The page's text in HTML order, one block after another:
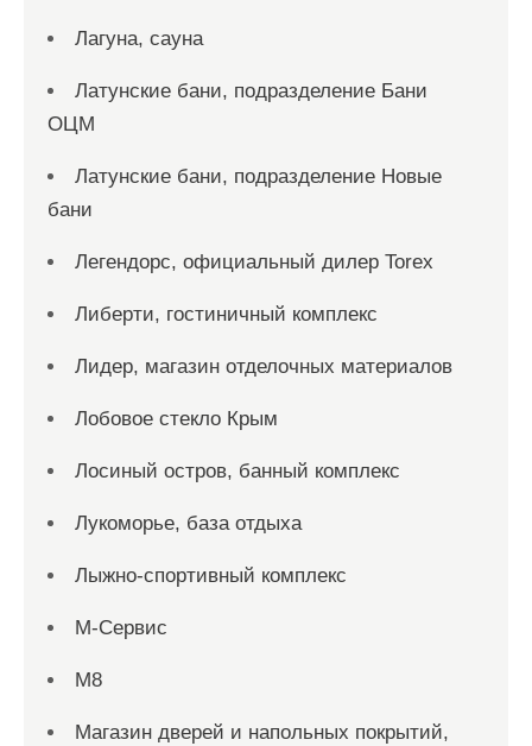
Лагуна, сауна
Латунские бани, подразделение Бани
ОЦМ
Латунские бани, подразделение Новые
бани
Легендорс, официальный дилер Torex
Либерти, гостиничный комплекс
Лидер, магазин отделочных материалов
Лобовое стекло Крым
Лосиный остров, банный комплекс
Лукоморье, база отдыха
Лыжно-спортивный комплекс
М-Сервис
М8
Магазин дверей и напольных покрытий,